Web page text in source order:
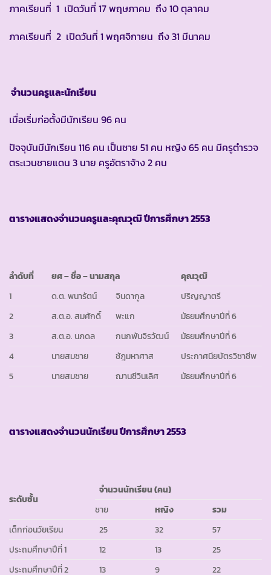
ภาคเรียนที่ 1 เปิดวันที่ 17 พฤษภาคม ถึง 10 ตุลาคม
ภาคเรียนที่ 2 เปิดวันที่ 1 พฤศจิกายน ถึง 31 มีนาคม
จำนวนครูและนักเรียน
เมื่อเริ่มก่อตั้งมีนักเรียน 96 คน
ปัจจุบันมีนักเรียน 116 คน เป็นชาย 51 คน หญิง 65 คน มีครูตำรวจ
ตระเวนชายแดน 3 นาย ครูอัตราจ้าง 2 คน
ตารางแสดงจำนวนครูและคุณวุฒิ ปีการศึกษา2553
ลำดับที่ ยศ – ชื่อ – นามสกุล
คุณวุฒิ
1
ด.ต. พนารัตน์ จินดากูล
ปริญญาตรี
2
ส.ต.อ. สมศักดิ์ พะแก
มัธยมศึกษาปีที่ 6
3
ส.ต.อ. นภดล กนกพันจิรวัฒน์
มัธยมศึกษาปีที่ 6
4
นายสมชาย ชัฎมหาศาส
ประกาศนียบัตรวิชาชีพ
5
นายสมชาย ฌานชีวินเลิศ มัธยมศึกษาปีที่ 6
ตารางแสดงจำนวนนักเรียน ปีการศึกษา2553
ระดับชั้น
จำนวนนักเรียน (คน)
ชาย
หญิง
รวม
เด็กก่อนวัยเรียน
25 32
57
ประถมศึกษาปีที่ 1
12 13
25
ประถมศึกษาปีที่ 2
13 9 22